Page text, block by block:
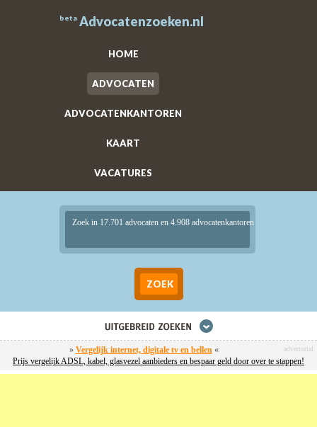
beta Advocatenzoeken.nl
HOME
ADVOCATEN
ADVOCATENKANTOREN
KAART
VACATURES
Zoek in 17.701 advocaten en 4.908 advocatenkantoren
» Vergelijk internet, digitale tv en bellen« advertorial
Prijs vergelijk ADSL, kabel, glasvezel aanbieders en bespaar geld door over te stappen!